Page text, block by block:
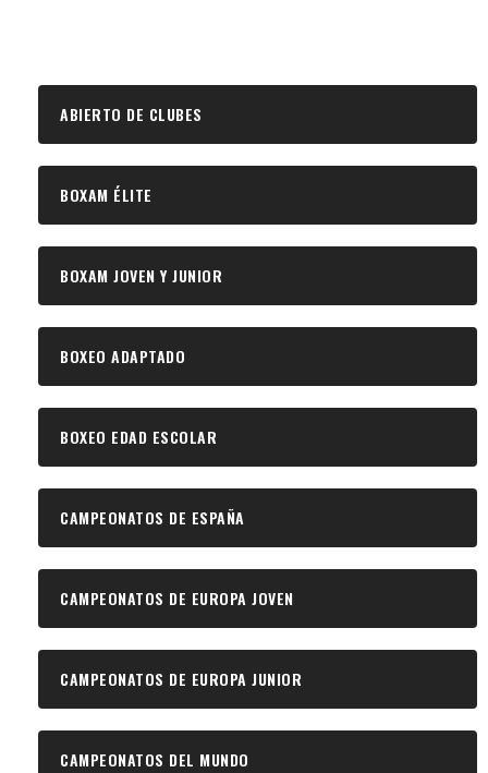
ABIERTO DE CLUBES
BOXAM ÉLITE
BOXAM JOVEN Y JUNIOR
BOXEO ADAPTADO
BOXEO EDAD ESCOLAR
CAMPEONATOS DE ESPAÑA
CAMPEONATOS DE EUROPA JOVEN
CAMPEONATOS DE EUROPA JUNIOR
CAMPEONATOS DEL MUNDO